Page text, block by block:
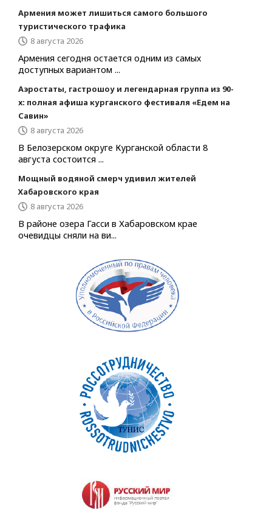
Армения может лишиться самого большого
туристического трафика
8 августа 2026
Армения сегодня остается одним из самых
доступных вариантом ...
Аэростаты, гастрошоу и легендарная группа из 90-
х: полная афиша курганского фестиваля «Едем на
Савин»
8 августа 2026
В Белозерском округе Курганской области 8
августа состоится ...
Мощный водяной смерч удивил жителей
Хабаровского края
8 августа 2026
В районе озера Гасси в Хабаровском крае
очевидцы сняли на ви...